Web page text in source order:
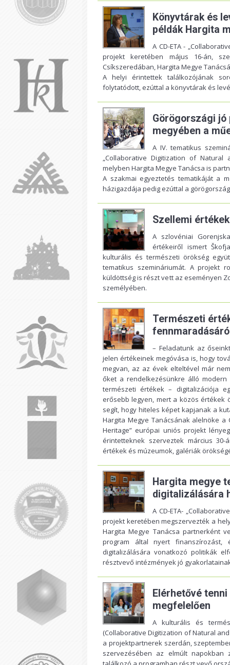
Könyvtárak és
példák Hargita
A CD-ETA -
projekt keretében május 16-án,
Csíkszeredában, Hargita Megye
A helyi érintettek találkozójának
folytatódott, ezúttal a könyvtárak és
Görögországi
megyében a
A IV. tematikus
„Collaborative Digitization of
melyben Hargita Megye Tanácsa is
A szakmai egyeztetés tematikáját a
házigazdája pedig ezúttal a
Szellemi
A szlovéniai
értékeiről ismert
kulturális és természeti örökség
tematikus szemináriumát. A projekt
küldöttség is részt vett az eseményen
személyében.
Természeti
– Feladatunk az
jelen értékeinek megóvása is, hogy
megvan, az az évek elteltével már
őket a rendelkezésünkre álló
természeti értékek – digitalizációja
erősebb legyen, mert a közös értékek
segít, hogy hiteles képet kapjanak a
Hargita Megye Tanácsának alelnöke a
Heritage” európai uniós projekt
érintetteknek szerveztek március
értékek és múzeumok, galériák
Hargita megye
digitalizálására
A CD-ETA-
projekt keretében megszervezték a
Hargita Megye Tanácsa partnerként
program által nyert
digitalizálására vonatkozó politikák
résztvevő intézmények jó
Elérhetővé
megfelelően
A kulturális és
(Collaborative Digitization of Natural
a projektpartnerek szerdán,
szervezésében az elmúlt